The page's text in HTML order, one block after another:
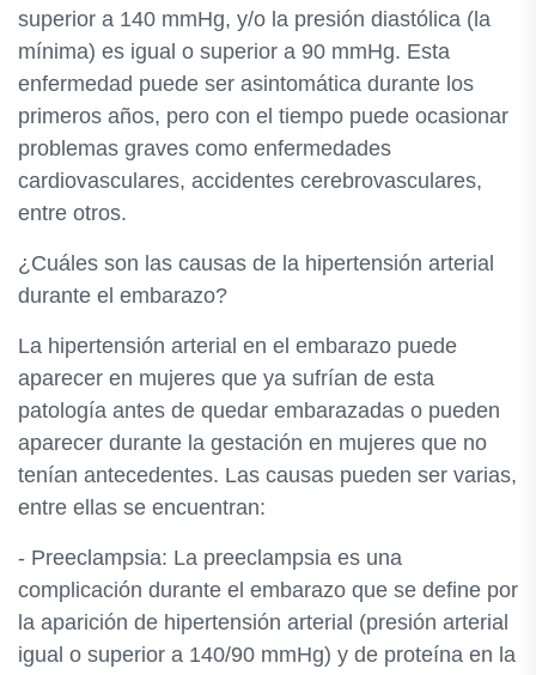
superior a 140 mmHg, y/o la presión diastólica (la
mínima) es igual o superior a 90 mmHg. Esta
enfermedad puede ser asintomática durante los
primeros años, pero con el tiempo puede ocasionar
problemas graves como enfermedades
cardiovasculares, accidentes cerebrovasculares,
entre otros.
¿Cuáles son las causas de la hipertensión arterial
durante el embarazo?
La hipertensión arterial en el embarazo puede
aparecer en mujeres que ya sufrían de esta
patología antes de quedar embarazadas o pueden
aparecer durante la gestación en mujeres que no
tenían antecedentes. Las causas pueden ser varias,
entre ellas se encuentran:
- Preeclampsia: La preeclampsia es una
complicación durante el embarazo que se define por
la aparición de hipertensión arterial (presión arterial
igual o superior a 140/90 mmHg) y de proteína en la